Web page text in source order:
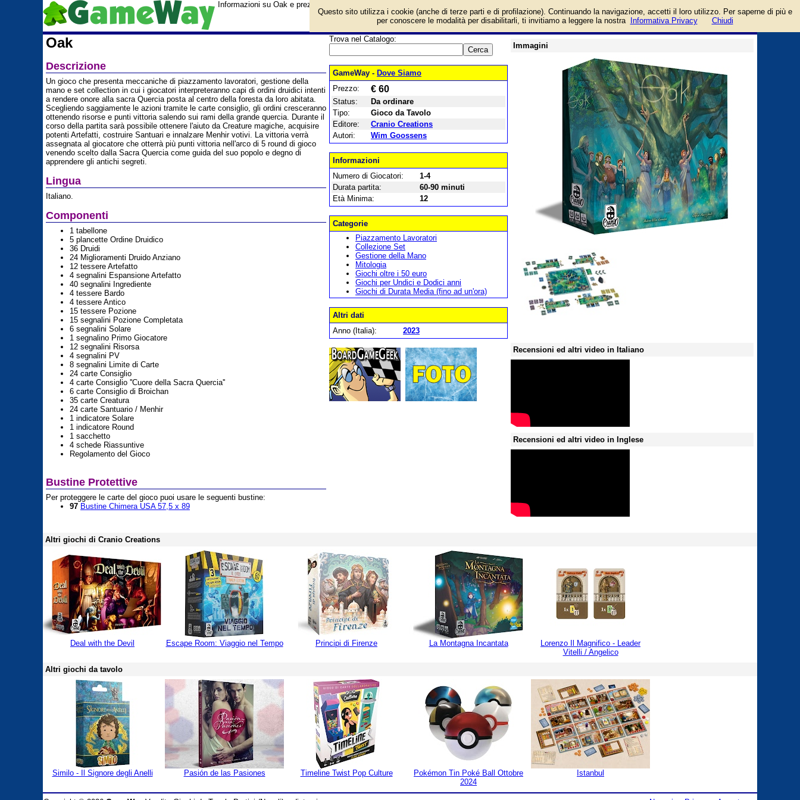
guida
Informazioni su Oak e prezzo di vendita. Prodotto da Cranio Creations
Oak
Descrizione
Un gioco che presenta meccaniche di piazzamento lavoratori, gestione della
mano e set collection in cui i giocatori interpreteranno capi di ordini druidici intenti
a rendere onore alla sacra Quercia posta al centro della foresta da loro abitata.
Scegliendo saggiamente le azioni tramite le carte consiglio, gli ordini cresceranno
ottenendo risorse e punti vittoria salendo sui rami della grande quercia. Durante il
corso della partita sarà possibile ottenere l'aiuto da Creature magiche, acquisire
potenti Artefatti, costruire Santuari e innalzare Menhir votivi. La vittoria verrà
assegnata al giocatore che otterrà più punti vittoria nell'arco di 5 round di gioco
venendo scelto dalla Sacra Quercia come guida del suo popolo e degno di
apprendere gli antichi segreti.
Lingua
Italiano.
Componenti
1 tabellone
5 plancette Ordine Druidico
36 Druidi
24 Miglioramenti Druido Anziano
12 tessere Artefatto
4 segnalini Espansione Artefatto
40 segnalini Ingrediente
4 tessere Bardo
4 tessere Antico
15 tessere Pozione
15 segnalini Pozione Completata
6 segnalini Solare
1 segnalino Primo Giocatore
12 segnalini Risorsa
4 segnalini PV
8 segnalini Limite di Carte
24 carte Consiglio
4 carte Consiglio ''Cuore della Sacra Quercia''
6 carte Consiglio di Broichan
35 carte Creatura
24 carte Santuario / Menhir
1 indicatore Solare
1 indicatore Round
1 sacchetto
4 schede Riassuntive
Regolamento del Gioco
Bustine Protettive
Per proteggere le carte del gioco puoi usare le seguenti bustine:
97 Bustine Chimera USA 57,5 x 89
Trova nel Catalogo:
GameWay - Dove Siamo
Prezzo:
€ 60
Status:
Da ordinare
Tipo:
Gioco da Tavolo
Editore:
Cranio Creations
Autori:
Wim Goossens
Informazioni
Numero di Giocatori:
1-4
Durata partita:
60-90 minuti
Età Minima:
12
Categorie
Piazzamento Lavoratori
Collezione Set
Gestione della Mano
Mitologia
Giochi oltre i 50 euro
Giochi per Undici e Dodici anni
Giochi di Durata Media (fino ad un'ora)
Altri dati
Anno (Italia):
2023
Immagini
Recensioni ed altri video in Italiano
Recensioni ed altri video in Inglese
Altri giochi di Cranio Creations
Deal with the Devil Escape Room: Viaggio nel Tempo Principi di Firenze La Montagna Incantata
Lorenzo Il Magnifico - Leader
Vitelli / Angelico
Altri giochi da tavolo
Similo - Il Signore degli Anelli Pasión de las Pasiones Timeline Twist Pop Culture
Pokémon Tin Poké Ball Ottobre
2024
Istanbul
Questo sito utilizza i cookie (anche di terze parti e di profilazione). Continuando la navigazione, accetti il loro utilizzo. Per saperne di più e
per conoscere le modalità per disabilitarli, ti invitiamo a leggere la nostra
Informativa Privacy Chiudi